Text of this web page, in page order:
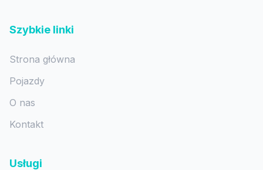
Szybkie linki
Strona główna
Pojazdy
O nas
Kontakt
Usługi